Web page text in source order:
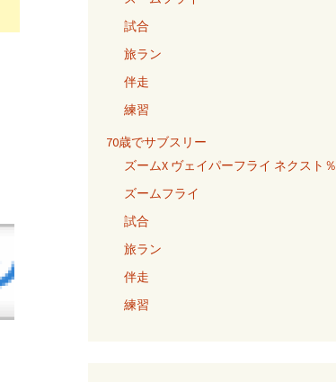
試合
旅ラン
伴走
練習
70歳でサブスリー
ズームX ヴェイパーフライ ネクスト％
ズームフライ
試合
旅ラン
伴走
練習